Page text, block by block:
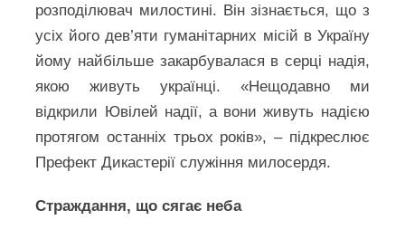
розподілювач милостині. Він зізнається, що з
усіх його дев’яти гуманітарних місій в Україну
йому найбільше закарбувалася в серці надія,
якою живуть українці. «Нещодавно ми
відкрили Ювілей надії, а вони живуть надією
протягом останніх трьох років», – підкреслює
Префект Дикастерії служіння милосердя.
Страждання, що сягає неба